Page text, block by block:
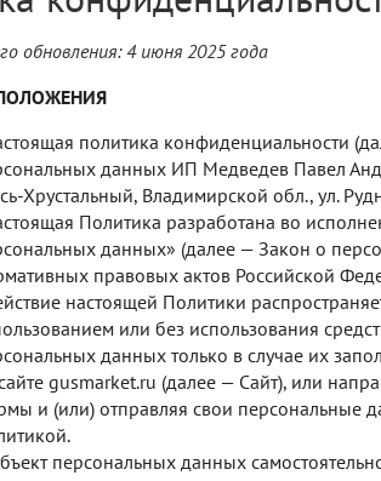
обновления: 4 июня 2025 года
политика конфиденциальности
данных ИП Медведев Павел
Хрустальный, Владимирской обл., ул.
Политика разработана во
данных» (далее — Закон о
правовых актов Российской
настоящей Политики
или без использования
данных только в случае их
gusmarket.ru (далее — Сайт), или
и (или) отправляя свои персональные
персональных данных